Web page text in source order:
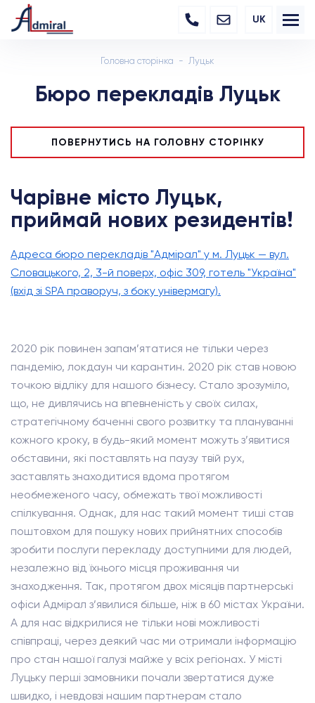
UK
Головна сторінка Луцьк
Бюро перекладів Луцьк
ПОВЕРНУТИСЬ НА ГОЛОВНУ СТОРІНКУ
Чарівне місто Луцьк,
приймай нових резидентів!
Адреса бюро перекладів "Адмірал" у м. Луцьк — вул.
Словацького, 2, 3-й поверх, офіс 309, готель "Україна"
(вхід зі SPA праворуч, з боку універмагу).
2020 рік повинен запам’ятатися не тільки через
пандемію, локдаун чи карантин. 2020 рік став новою
точкою відліку для нашого бізнесу. Стало зрозуміло,
що, не дивлячись на впевненість у своїх силах,
стратегічному баченні свого розвитку та плануванні
кожного кроку, в будь-який момент можуть з’явитися
обставини, які поставлять на паузу твій рух,
заставлять знаходитися вдома протягом
необмеженого часу, обмежать твої можливості
спілкування. Однак, для нас такий момент тиші став
поштовхом для пошуку нових прийнятних способів
зробити послуги перекладу доступними для людей,
незалежно від їхнього місця проживання чи
знаходження. Так, протягом двох місяців партнерські
офіси Адмірал з’явилися більше, ніж в 60 містах України.
А для нас відкрилися не тільки нові можливості
співпраці, через деякий час ми отримали інформацію
про стан нашої галузі майже у всіх регіонах. У місті
Луцьку перші замовники почали звертатися дуже
швидко, і невдовзі нашим партнерам стало